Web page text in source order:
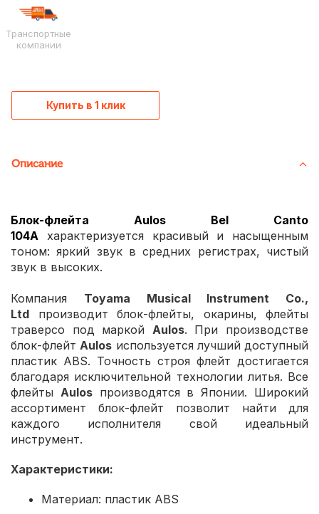
Транспортные
компании
Купить в 1 клик
Описание
Блок-флейта Aulos Bel Canto
104A характеризуется красивый и насыщенным
тоном: яркий звук в средних регистрах, чистый
звук в высоких.
Компания Toyama Musical Instrument Co.,
Ltd производит блок-флейты, окарины, флейты
траверсо под маркой Aulos. При производстве
блок-флейтAulos используется лучший доступный
пластик ABS. Точность строя флейт достигается
благодаря исключительной технологии литья. Все
флейты Aulosпроизводятся в Японии. Широкий
ассортимент блок-флейт позволит найти для
каждого исполнителя свой идеальный
инструмент.
Характеристики:
Материал: пластик ABS